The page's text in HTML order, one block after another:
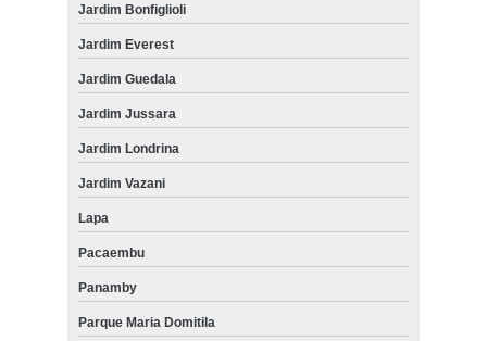
Jardim Bonfiglioli
Jardim Everest
Jardim Guedala
Jardim Jussara
Jardim Londrina
Jardim Vazani
Lapa
Pacaembu
Panamby
Parque Maria Domitila